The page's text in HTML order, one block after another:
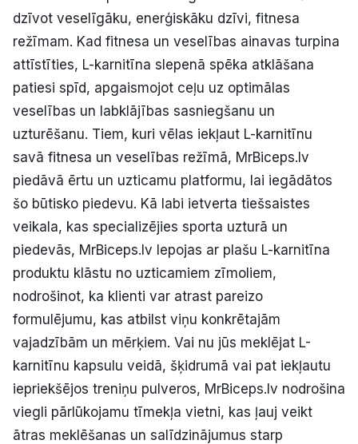
dzīvot veselīgāku, enerģiskāku dzīvi, fitnesa
režīmam. Kad fitnesa un veselības ainavas turpina
attīstīties, L-karnitīna slepenā spēka atklāšana
patiesi spīd, apgaismojot ceļu uz optimālas
veselības un labklājības sasniegšanu un
uzturēšanu. Tiem, kuri vēlas iekļaut L-karnitīnu
savā fitnesa un veselības režīmā, MrBiceps.lv
piedāvā ērtu un uzticamu platformu, lai iegādātos
šo būtisko piedevu. Kā labi ietverta tiešsaistes
veikala, kas specializējies sporta uzturā un
piedevās, MrBiceps.lv lepojas ar plašu L-karnitīna
produktu klāstu no uzticamiem zīmoliem,
nodrošinot, ka klienti var atrast pareizo
formulējumu, kas atbilst viņu konkrētajām
vajadzībām un mērķiem. Vai nu jūs meklējat L-
karnitīnu kapsulu veidā, šķidrumā vai pat iekļautu
iepriekšējos treniņu pulveros, MrBiceps.lv nodrošina
viegli pārlūkojamu tīmekļa vietni, kas ļauj veikt
ātras meklēšanas un salīdzinājumus starp